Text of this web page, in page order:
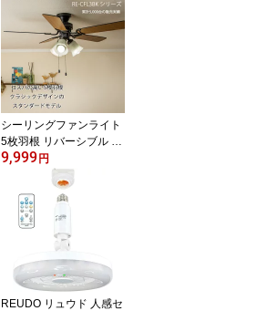
シーリングファンライト
5枚羽根 リバーシブル 黒
ボディ ガラスシェード
昼白色 LED電球付 風量3
段階 正逆回転 引掛シー
リング (ファンと照明は
両方及び単独で使用可)
送料無料 (沖縄・離島を
9,999円
REUDO リュウド 人感セ